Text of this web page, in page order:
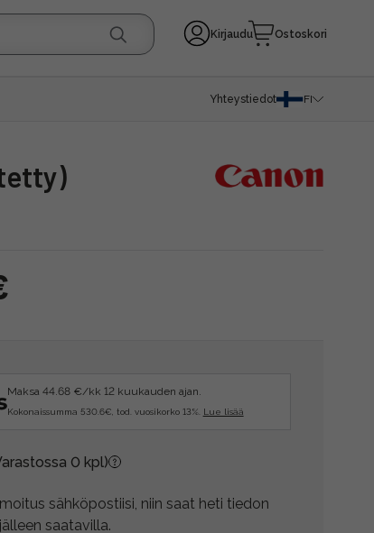
Kirjaudu Ostoskori
Yhteystiedot FI
Maksa 44.68 €/kk 12 kuukauden ajan.
Kokonaissumma 530.6€, tod. vuosikorko 13%. Lue lisää
0 kpl)
sähköpostiisi, niin saat heti tiedon
saatavilla.